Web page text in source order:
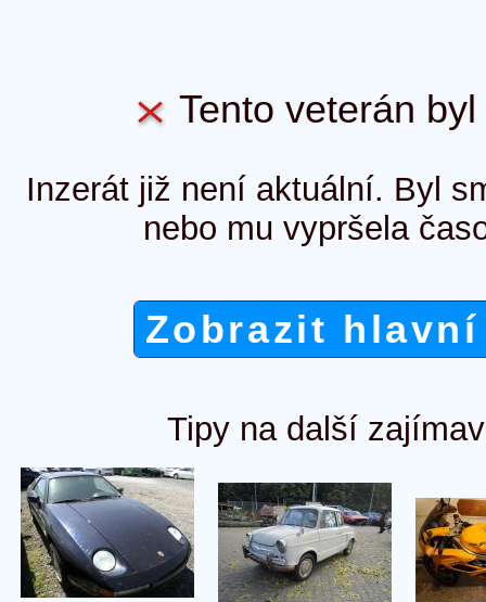
Tento veterán
Inzerát již není aktuální. Byl
nebo mu vypršela
Zobrazit
Tipy na další